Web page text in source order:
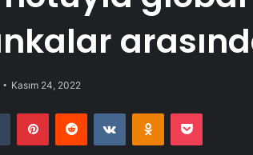
Kasım 24, 2022
Tumblr PinterestReddit VKontakteOdnoklassniki
Pocket